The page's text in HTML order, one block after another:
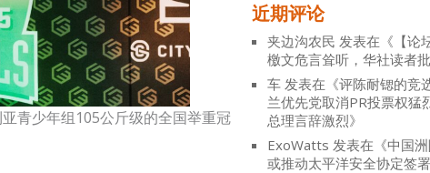
青少年组105公斤级的全国举重冠
近期评论
夹边沟农民 发表在《 【
檄文危言耸听，华社读者
车 发表在《评陈耐锶的竞
兰优先党取消PR投票权猛
总理言辞激烈》
ExoWatts 发表在《中国
或推动太平洋安全协定签署